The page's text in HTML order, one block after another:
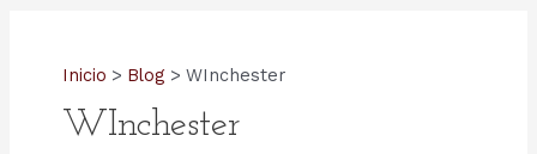
Inicio Blog WInchester
WInchester